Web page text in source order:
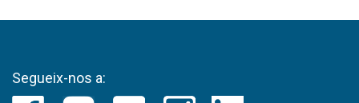
Segueix-nos a: